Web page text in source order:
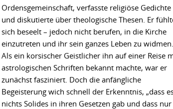
Ordensgemeinschaft, verfasste religiöse Gedichte
und diskutierte über theologische Thesen. Er
sich beseelt – jedoch nicht berufen, in die Kirche
einzutreten und ihr sein ganzes Leben zu widmen.
Als ein korsischer Geistlicher ihn auf einer Reise
astrologischen Schriften bekannt machte, war er
zunächst fasziniert. Doch die anfängliche
Begeisterung wich schnell der Erkenntnis, „dass
nichts Solides in ihren Gesetzen gab und dass nur